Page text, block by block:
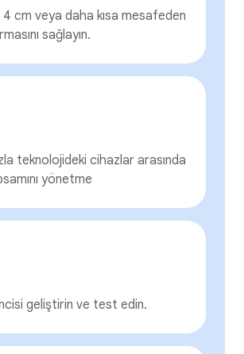
4 cm veya daha kısa mesafeden
sağlayın.
teknolojideki cihazlar arasında
yönetme
geliştirin ve test edin.